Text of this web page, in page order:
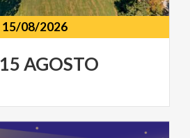
15/08/2026
15AGOSTO